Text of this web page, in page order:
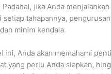
Padahal, jika Anda
setiap tahapannya,
minim kendala.
ini, Anda akan memahami
yang perlu Anda siapkan,